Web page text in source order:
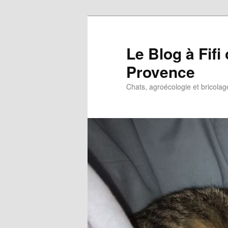
Le Blog à
Provence
Chats, agroécologie et